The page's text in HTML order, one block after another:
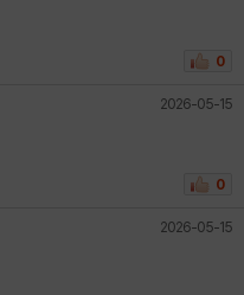
0
2026-05-15
0
2026-05-15